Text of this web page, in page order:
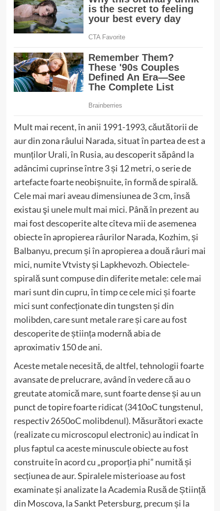
Mult mai recent, în anii 1991-1993, căutătorii de
aur din zona râului Narada, situat în partea de est a
munților Urali, în Rusia, au descoperit săpând la
adâncimi cuprinse între 3 și 12 metri, o serie de
artefacte foarte neobișnuite, în formă de spirală.
Cele mai mari aveau dimensiunea de 3 cm, însă
existau şi unele mult mai mici. Până în prezent au
mai fost descoperite alte cîteva mii de asemenea
obiecte în apropierea râurilor Narada, Kozhim, și
Balbanyu, precum și în apropierea a două râuri mai
mici, numite Vtvisty și Lapkhevozh. Obiectele-
spirală sunt compuse din diferite metale: cele mai
mari sunt din cupru, în timp ce cele mici și foarte
mici sunt confecționate din tungsten și din
molibden, care sunt metale rare și care au fost
descoperite de știința modernă abia de
aproximativ 150 de ani.
Aceste metale necesită, de altfel, tehnologii foarte
avansate de prelucrare, având în vedere că au o
greutate atomică mare, sunt foarte dense și au un
punct de topire foarte ridicat (3410oC tungstenul,
respectiv 2650oC molibdenul). Măsurători exacte
(realizate cu microscopul electronic) au indicat în
plus faptul ca aceste minuscule obiecte au fost
construite în acord cu „proporția phi” numită și
secțiunea de aur. Spiralele misterioase au fost
examinate și analizate la Academia Rusă de Știință
din Moscova, la Sankt Petersburg, precum și la